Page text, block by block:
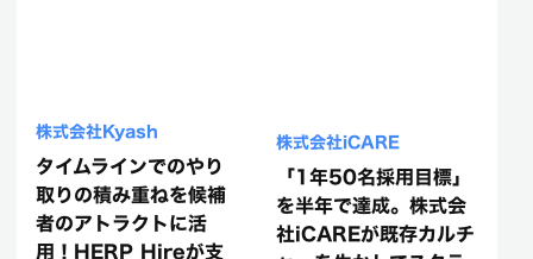
株式会社Kyash
タイムラインでのやり
取りの積み重ねを候補
者のアトラクトに活
用！HERP Hireが支
株式会社iCARE
「1年50名採用目標」
を半年で達成。株式会
社iCAREが既存カルチ